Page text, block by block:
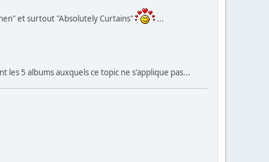
et surtout "Absolutely Curtains" ...
les 5 albums auxquels ce topic ne s'applique pas...